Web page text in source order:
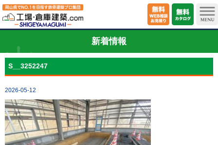
新着情報
S__3252247
2026-05-12